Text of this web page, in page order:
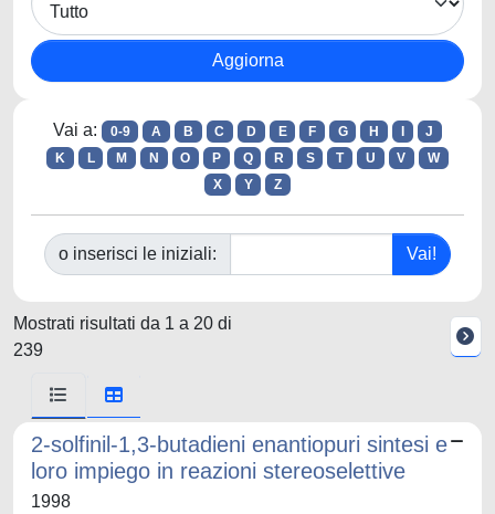
Vai a: 0-9 A B C D E F G H
J
K
L M N O P Q R S T U V
W
X
Y Z
o inserisci le iniziali:
Mostrati risultati da 1 a 20 di
239
2-solfinil-1,3-butadieni enantiopuri sintesi e
loro impiego in reazioni stereoselettive
1998